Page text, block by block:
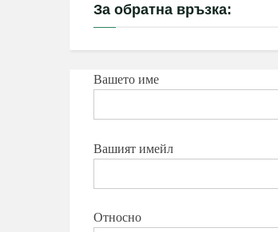
За обратна връзка:
Вашето име
Вашият имейл
Относно